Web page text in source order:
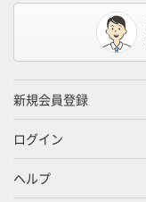
新規会員登録
ログイン
ヘルプ